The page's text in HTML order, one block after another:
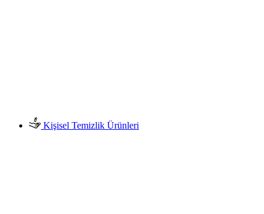
Kişisel Temizlik Ürünleri